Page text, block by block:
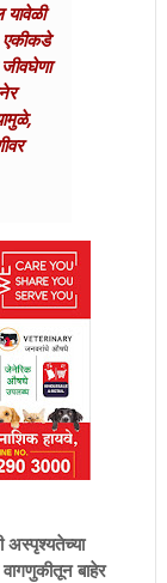
यावेळी
एकीकडे
बाहेर